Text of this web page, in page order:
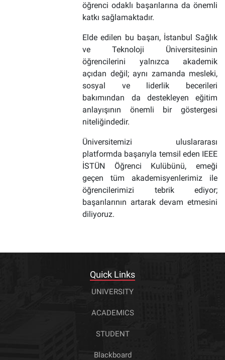
öğrenci odaklı başarılarına da önemli
katkı sağlamaktadır.
Elde edilen bu başarı, İstanbul Sağlık
ve Teknoloji Üniversitesinin
öğrencilerini yalnızca akademik
açıdan değil; aynı zamanda mesleki,
sosyal ve liderlik becerileri
bakımından da destekleyen eğitim
anlayışının önemli bir göstergesi
niteliğindedir.
Üniversitemizi uluslararası
platformda başarıyla temsil eden IEEE
İSTÜN Öğrenci Kulübünü, emeği
geçen tüm akademisyenlerimiz ile
öğrencilerimizi tebrik ediyor;
başarılarının artarak devam etmesini
diliyoruz.
Quick Links
UNIVERSITY
ACADEMICS
STUDENT
Blackboard